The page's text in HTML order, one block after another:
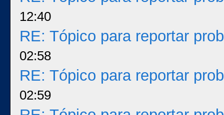
12:40
RE: Tópico para reportar
02:58
RE: Tópico para reportar
02:59